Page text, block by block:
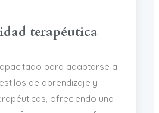
terapéutica
para adaptarse a
de aprendizaje y
ofreciendo una